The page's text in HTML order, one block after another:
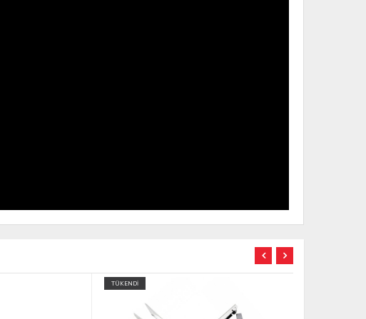
TÜKENDİ